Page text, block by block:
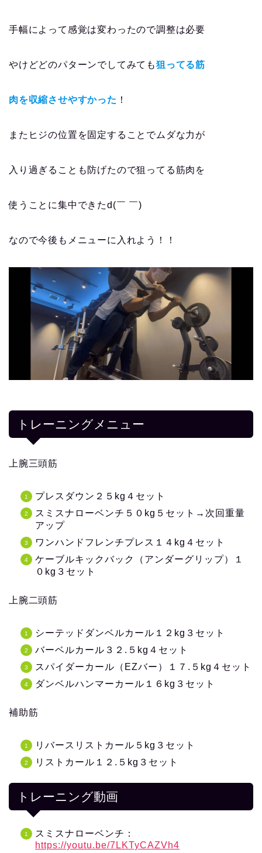
手幅によって感覚は変わったので調整は必要
やけどどのパターンでしてみても狙ってる筋
肉を収縮させやすかった ！
またヒジの位置を固定することでムダな力が
入り過ぎることも防げたので狙ってる筋肉を
使うことに集中できたd(￣ ￣)
なので今後もメニューに入れよう！！
トレーニングメニュー
上腕三頭筋
プレスダウン２５kg４セット
スミスナローベンチ５０kg５セット→次回重量
アップ
ワンハンドフレンチプレス１４kg４セット
ケーブルキックバック（アンダーグリップ）１
０kg３セット
上腕二頭筋
シーテッドダンベルカール１２kg３セット
バーベルカール３２.５kg４セット
スパイダーカール（EZバー）１７.５kg４セット
ダンベルハンマーカール１６kg３セット
補助筋
リバースリストカール５kg３セット
リストカール１２.５kg３セット
トレーニング動画
スミスナローベンチ：
https://youtu.be/7LKTyCAZVh4